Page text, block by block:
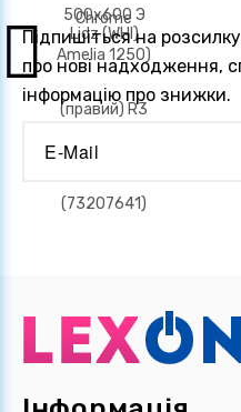
Підпишіться на
про нові надходження,
інформацію про знижки.